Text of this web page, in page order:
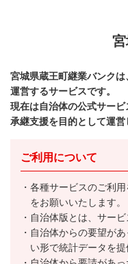
宮城県蔵王町継業バンク
運営するサービスです。
現在は自治体の公式サー
承継支援を目的として運営
ご利用について
各種サービスのご利
をお願いいたします。
自治体版とは、サービ
自治体からの要望が
い形で統計データを提